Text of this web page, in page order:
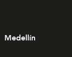
Medellín